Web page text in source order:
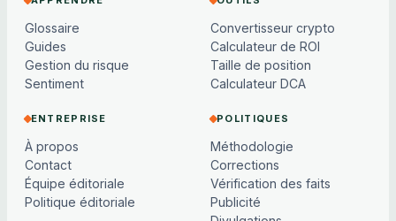
Glossaire
Guides
Gestion du risque
Sentiment
Convertisseur crypto
Calculateur de ROI
Taille de position
Calculateur DCA
ENTREPRISE
À propos
Contact
Équipe éditoriale
Politique éditoriale
POLITIQUES
Méthodologie
Corrections
Vérification des faits
Publicité